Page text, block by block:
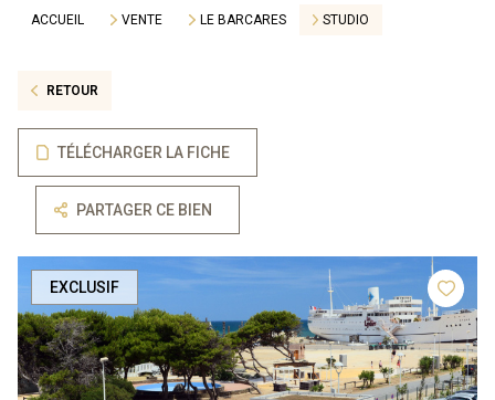
ACCUEIL VENTE LE BARCARES STUDIO
RETOUR
TÉLÉCHARGER LA FICHE
PARTAGER CE BIEN
EXCLUSIF